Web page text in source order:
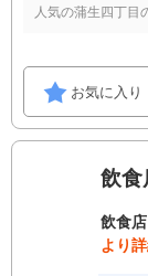
人気の蒲生四丁目
お気に入り
飲食
飲食
より